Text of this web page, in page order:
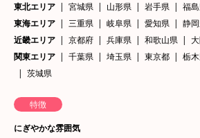
東北エリア
宮城県 山形県 岩手県 福
東海エリア
三重県 岐阜県 愛知県
静
近畿エリア
京都府 兵庫県 和歌山県
関東エリア
千葉県 埼玉県 東京都 栃
茨城県
特徴
にぎやかな雰囲気